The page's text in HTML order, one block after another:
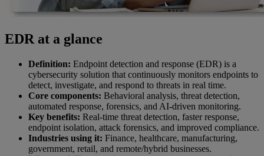
EDR at a glance
Definition: Endpoint detection and response (EDR) is a
cybersecurity solution that continuously monitors endpoints to
detect, investigate, and respond to threats in real time.
Core components: Behavioral analysis, threat detection,
automated response, forensics, and AI-driven monitoring.
Key benefits: Real-time threat detection, faster response,
endpoint isolation, attack forensics, and improved compliance.
Industries using it: Finance, healthcare, manufacturing,
government, retail, and remote/hybrid businesses.